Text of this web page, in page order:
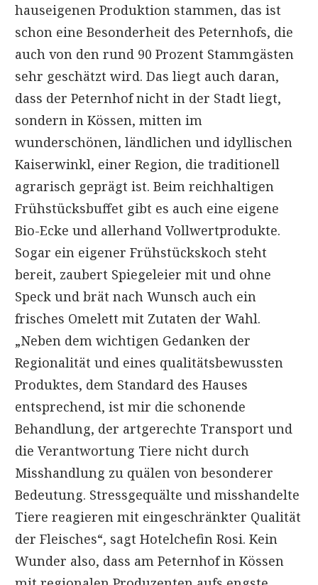
hauseigenen Produktion stammen, das ist
schon eine Besonderheit des Peternhofs, die
auch von den rund 90 Prozent Stammgästen
sehr geschätzt wird. Das liegt auch daran,
dass der Peternhof nicht in der Stadt liegt,
sondern in Kössen, mitten im
wunderschönen, ländlichen und idyllischen
Kaiserwinkl, einer Region, die traditionell
agrarisch geprägt ist. Beim reichhaltigen
Frühstücksbuffet gibt es auch eine eigene
Bio-Ecke und allerhand Vollwertprodukte.
Sogar ein eigener Frühstückskoch steht
bereit, zaubert Spiegeleier mit und ohne
Speck und brät nach Wunsch auch ein
frisches Omelett mit Zutaten der Wahl.
„Neben dem wichtigen Gedanken der
Regionalität und eines qualitätsbewussten
Produktes, dem Standard des Hauses
entsprechend, ist mir die schonende
Behandlung, der artgerechte Transport und
die Verantwortung Tiere nicht durch
Misshandlung zu quälen von besonderer
Bedeutung. Stressgequälte und misshandelte
Tiere reagieren mit eingeschränkter Qualität
der Fleisches“, sagt Hotelchefin Rosi. Kein
Wunder also, dass am Peternhof in Kössen